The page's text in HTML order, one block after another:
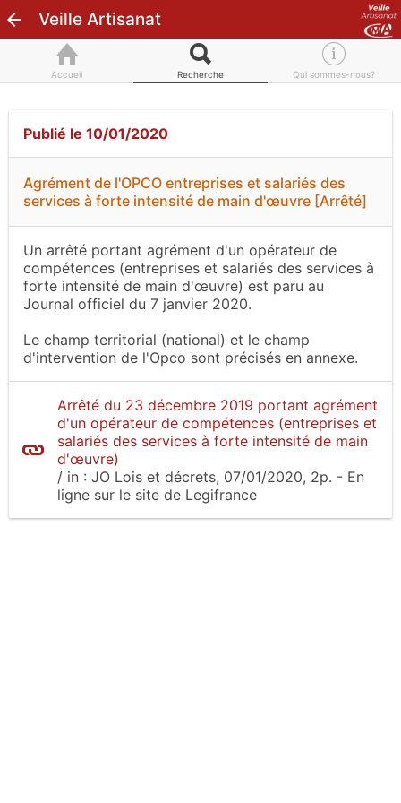
Veille Artisanat
Accueil Recherche Qui sommes-nous?
Publié le 10/01/2020
Agrément de l'OPCO entreprises et salariés des
services à forte intensité de main d'œuvre [Arrêté]
Un arrêté portant agrément d'un opérateur de
compétences (entreprises et salariés des services à
forte intensité de main d'œuvre) est paru au
Journal officiel du 7 janvier 2020.
Le champ territorial (national) et le champ
d'intervention de l'Opco sont précisés en annexe.
Arrêté du 23 décembre 2019 portant agrément
d'un opérateur de compétences (entreprises et
salariés des services à forte intensité de main
d'œuvre)
/ in : JO Lois et décrets, 07/01/2020, 2p. - En
ligne sur le site de Legifrance